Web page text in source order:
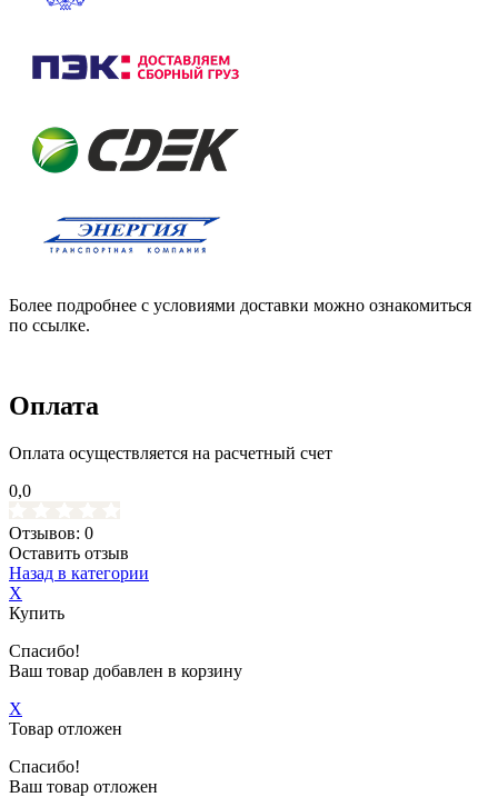
Более подробнее с условиями доставки можно ознакомиться
по ссылке.
Оплата
Оплата осуществляется на расчетный счет
0,0
Отзывов: 0
Оставить отзыв
Назад в категории
X
Купить
Спасибо!
Ваш товар добавлен в корзину
X
Товар отложен
Спасибо!
Ваш товар отложен